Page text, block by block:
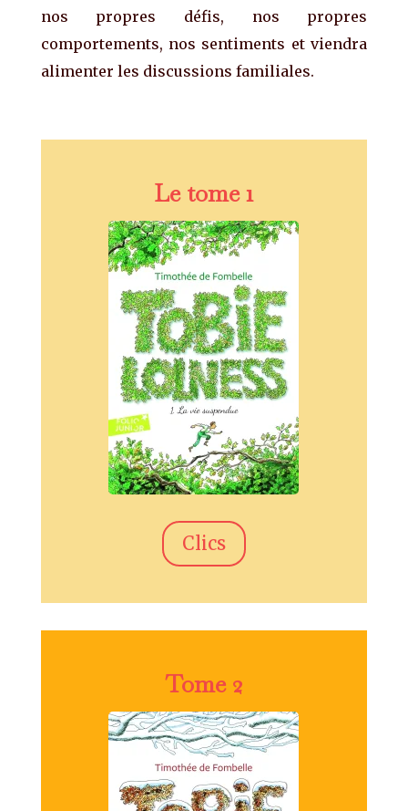
nos propres défis, nos propres
comportements, nos sentiments et viendra
alimenter les discussions familiales.
Le tome 1
Clics
Tome 2